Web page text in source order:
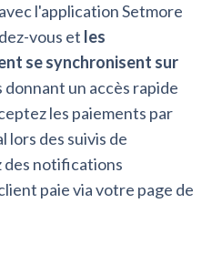
l'application Setmore
vous et les
se synchronisent sur
donnant un accès rapide
les paiements par
lors des suivis de
des notifications
paie via votre page de